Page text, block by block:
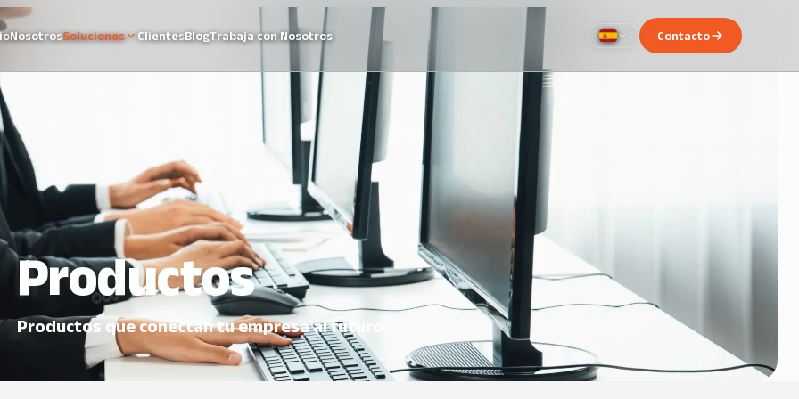
NosotrosSoluciones ClientesBlogTrabaja con Nosotros Contacto
Productos
Productos que conectan tu empresa al futuro